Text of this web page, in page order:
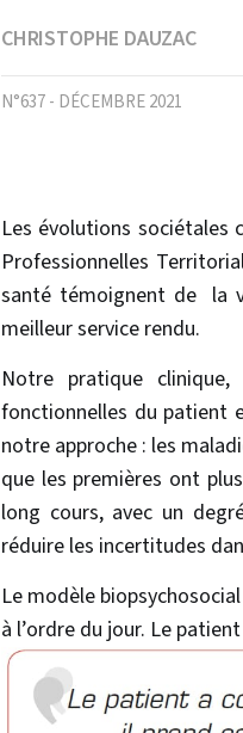
CHRISTOPHE DAUZAC
N°637 - DÉCEMBRE 2021
Les évolutions sociétales
Professionnelles
santé témoignent de la
meilleur service rendu.
Notre pratique
fonctionnelles du patient
notre approche : les
que les premières ont
long cours, avec un
réduire les incertitudes
Le modèle
à l’ordre du jour. Le